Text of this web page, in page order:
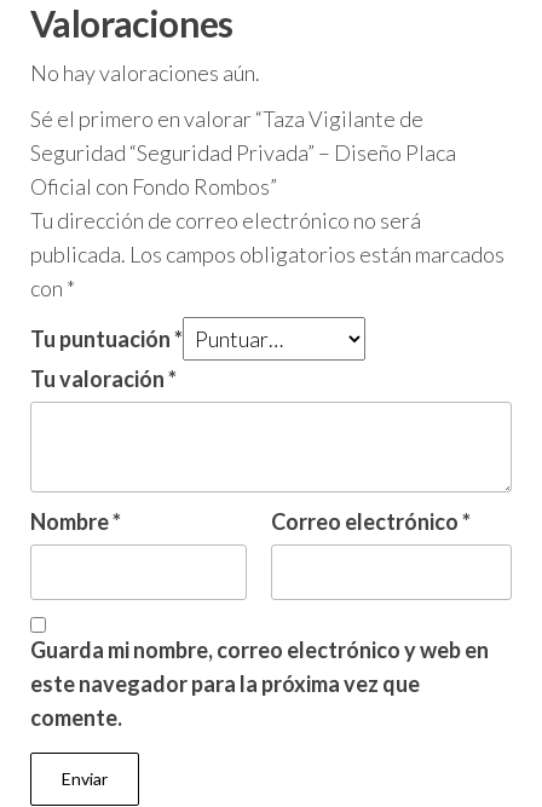
Valoraciones
No hay valoraciones aún.
Sé el primero en valorar “Taza Vigilante de
Seguridad “Seguridad Privada” – Diseño Placa
Oficial con Fondo Rombos”
Tu dirección de correo electrónico no será
publicada. Los campos obligatorios están marcados
con *
Tu puntuación*
Tu valoración*
Nombre* Correo electrónico*
Guarda mi nombre, correo electrónico y web en
este navegador para la próxima vez que
comente.